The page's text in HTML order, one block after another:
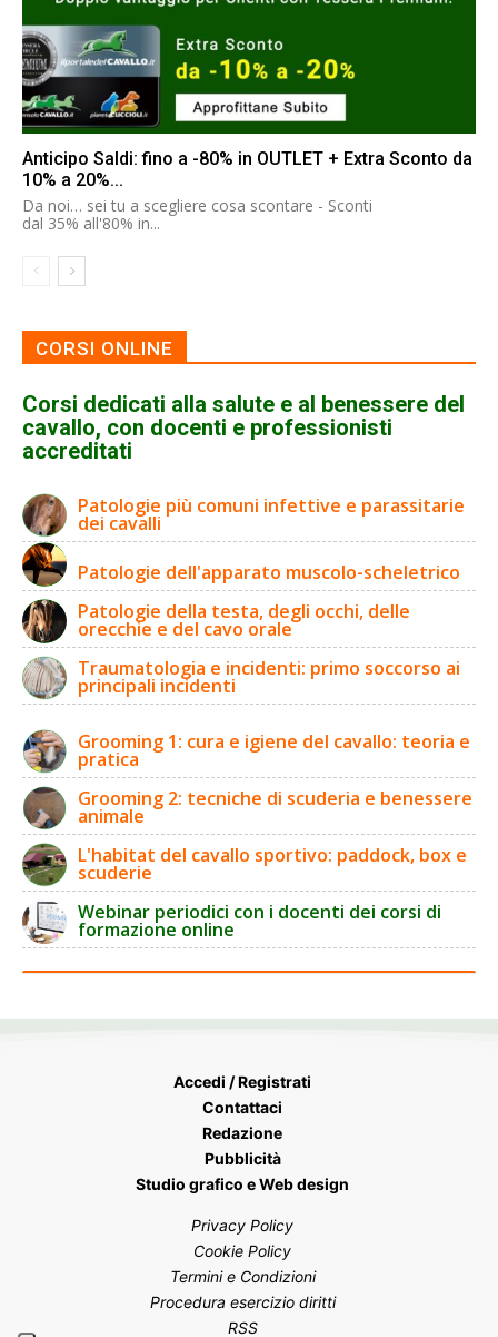
Anticipo Saldi: fino a -80% in OUTLET + Extra Sconto da
10% a 20%...
Da noi… sei tu a scegliere cosa scontare - Sconti
dal 35% all'80% in...
CORSI ONLINE
Corsi dedicati alla salute e al benessere del
cavallo, con docenti e professionisti
accreditati
Patologie più comuni infettive e parassitarie
dei cavalli
Patologie dell'apparato muscolo-scheletrico
Patologie della testa, degli occhi, delle
orecchie e del cavo orale
Traumatologia e incidenti: primo soccorso ai
principali incidenti
Grooming 1: cura e igiene del cavallo: teoria e
pratica
Grooming 2: tecniche di scuderia e benessere
animale
L'habitat del cavallo sportivo: paddock, box e
scuderie
Webinar periodici con i docenti dei corsi di
formazione online
Accedi / Registrati
Contattaci
Redazione
Pubblicità
Studio grafico e Web design
Privacy Policy
Cookie Policy
Termini e Condizioni
Procedura esercizio diritti
RSS